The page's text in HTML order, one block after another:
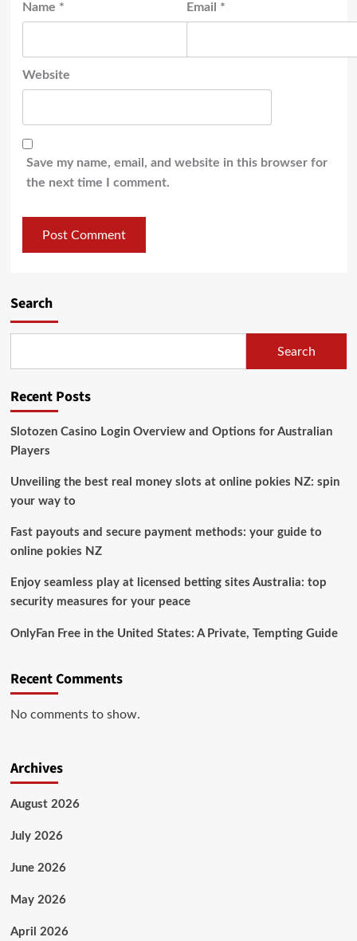
Name * Email *
Website
Save my name, email, and website in this browser for
the next time I comment.
Search
Search
Recent Posts
Slotozen Casino Login Overview and Options for Australian
Players
Unveiling the best real money slots at online pokies NZ: spin
your way to
Fast payouts and secure payment methods: your guide to
online pokies NZ
Enjoy seamless play at licensed betting sites Australia: top
security measures for your peace
OnlyFan Free in the United States: A Private, Tempting Guide
Recent Comments
No comments to show.
Archives
August 2026
July 2026
June 2026
May 2026
April 2026